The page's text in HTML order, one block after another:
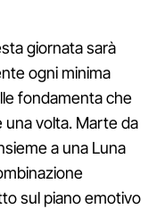
giornata sarà
ogni minima
fondamenta che
una volta. Marte da
a una Luna
sul piano emotivo